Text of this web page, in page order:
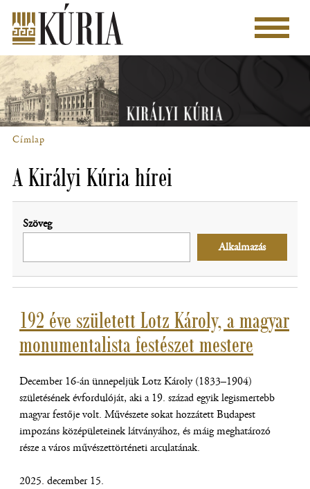
tartalomra
Főmenü
Címlap
A Királyi Kúria hírei
Szöveg
192 éve született Lotz Károly, a magyar
monumentalista festészet mestere
December 16-án ünnepeljük Lotz Károly (1833–1904)
születésének évfordulóját, aki a 19. század egyik legismertebb
magyar festője volt. Művészete sokat hozzátett Budapest
impozáns középületeinek látványához, és máig meghatározó
része a város művészettörténeti arculatának.
2025. december 15.